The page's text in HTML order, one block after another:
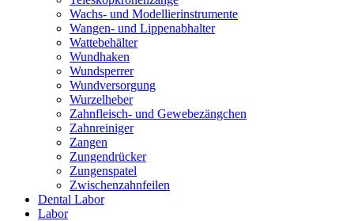
Wachs- und Modellierinstrumente
Wangen- und Lippenabhalter
Wattebehälter
Wundhaken
Wundsperrer
Wundversorgung
Wurzelheber
Zahnfleisch- und Gewebezängchen
Zahnreiniger
Zangen
Zungendrücker
Zungenspatel
Zwischenzahnfeilen
Dental Labor
Labor